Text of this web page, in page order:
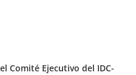
Comité Ejecutivo del IDC-